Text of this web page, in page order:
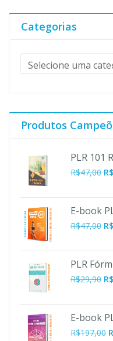
Categorias
Produtos
PLR 101
R$47,00 O
R$
E-book
R$47,00 R$
PLR
R$29,90 R$
E-book
R$197,00 O